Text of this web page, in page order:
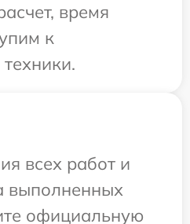
время
к
всех работ и
выполненных
официальную